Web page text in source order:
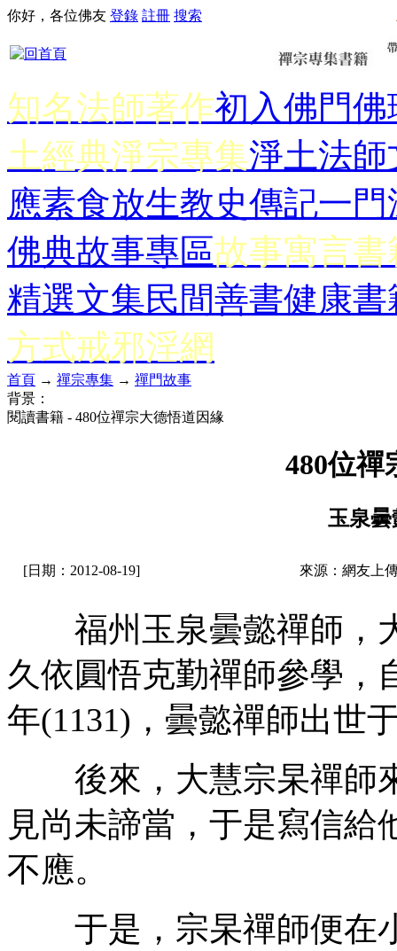
你好，各位佛友 登錄 註冊 搜索
知名法師著作初入佛門佛
土經典淨宗專集淨土法師
應素食放生教史傳記一門
佛典故事專區故事寓言書
精選文集民間善書健康書
方式戒邪淫網
首頁 → 禪宗專集 → 禪門故事
背景：
閱讀書籍 - 480位禪宗大德悟道因緣
480位禪
玉泉
[日期：2012-08-19] 來源：網友上
福州玉泉曇懿禪師，
久依圓悟克勤禪師參學，
年(1131)，曇懿禪師出世
後來，大慧宗杲禪師
見尚未諦當，于是寫信
不應。
于是，宗杲禪師便在